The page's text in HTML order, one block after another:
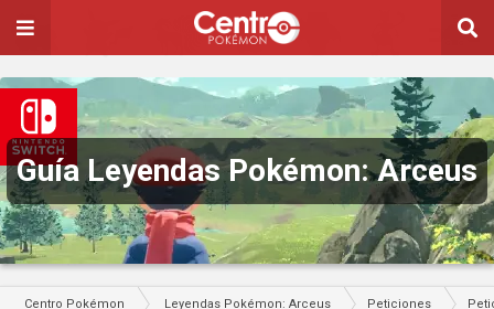
Guía Leyendas Pokémon: Arceus
Centro Pokémon Leyendas Pokémon: Arceus Peticiones